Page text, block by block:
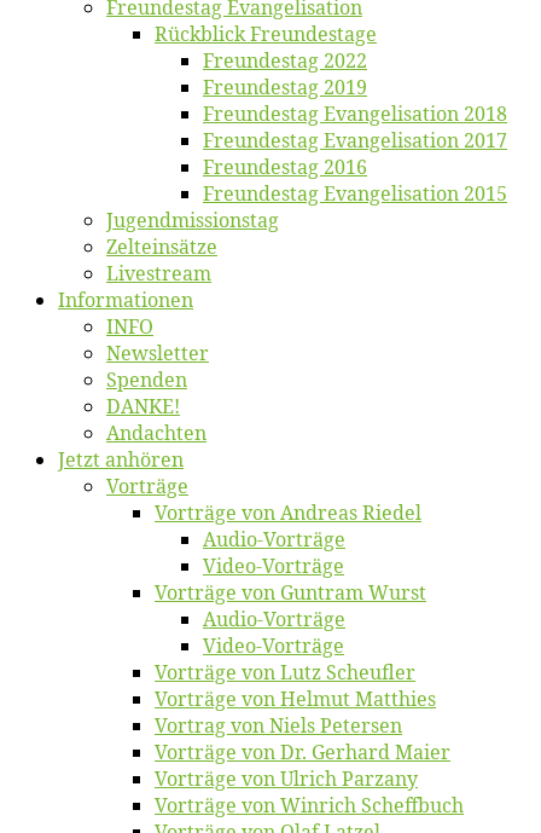
Freun­des­tag Evangelisation
Rück­blick Freundestage
Freun­des­tag 2022
Freun­des­tag 2019
Freun­des­tag Evan­ge­li­sa­ti­on 2018
Freun­des­tag Evan­ge­li­sa­ti­on 2017
Freun­des­tag 2016
Freun­des­tag Evan­ge­li­sa­ti­on 2015
Jugend­mis­sions­tag
Zelt­ein­sät­ze
Live­stream
Informatio­nen
INFO
News­let­ter
Spen­den
DANKE!
An­dach­ten
Jetzt an­hö­ren
Vor­trä­ge
Vor­trä­ge von An­dre­as Riedel
Au­dio-Vor­trä­ge
Vi­deo-Vor­trä­ge
Vor­trä­ge von Gun­tram Wurst
Au­dio-Vor­trä­ge
Vi­deo-Vor­trä­ge
Vor­trä­ge von Lutz Scheufler
Vor­trä­ge von Hel­mut Matthies
Vor­trag von Niels Petersen
Vor­trä­ge von Dr. Ger­hard Maier
Vor­trä­ge von Ul­rich Parzany
Vor­trä­ge von Win­rich Scheffbuch